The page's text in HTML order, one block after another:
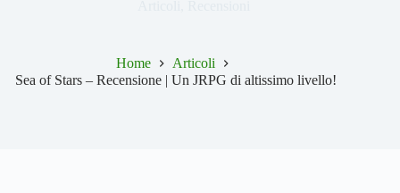
Home
Articoli
Sea of Stars – Recensione | Un JRPG di altissimo livello!